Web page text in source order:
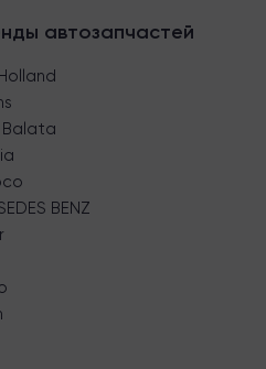
автозапчастей
Balata
BENZ